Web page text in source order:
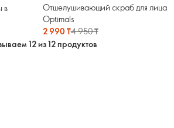
в
Отшелушивающий скраб для лица
Optimals
2 990 ₸4 950 ₸
12 из 12 продуктов